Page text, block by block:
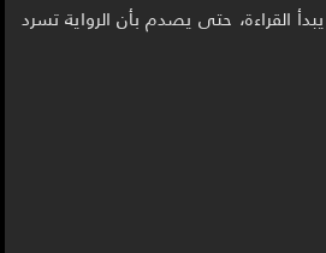
القراءة، حتى يصدم بأن الرواية تسرد